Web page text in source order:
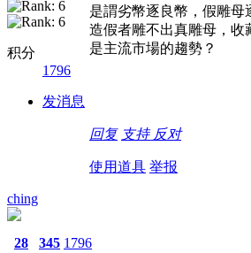
积分
1796
发消息
是謂劣幣逐良幣，假雕母
造假者雕不出真雕母，收
是主流市場的趨勢？
回复 支持 反对
使用道具 举报
ching
28 345 1796